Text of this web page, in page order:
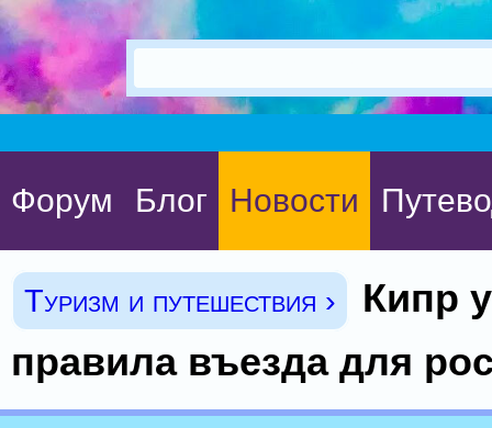
Форум Блог Новости
Туризм и путешествия ›
Кипр
правила въезда для